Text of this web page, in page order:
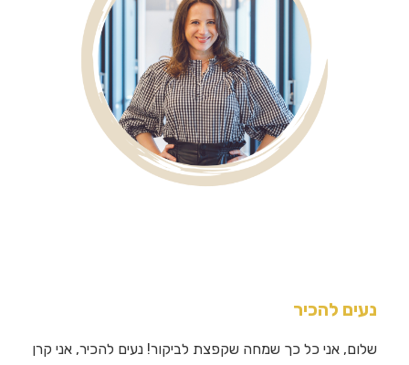
נעים להכיר
שלום, אני כל כך שמחה שקפצת לביקור! נעים להכיר, אני קרן